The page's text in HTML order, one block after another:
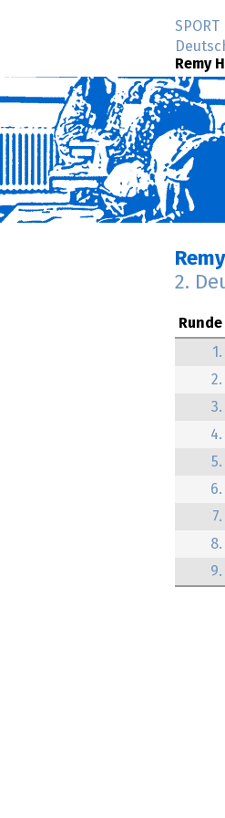
SPORT
Remy
2.
Runde
1.
2.
3.
4.
5.
6.
7.
8.
9.